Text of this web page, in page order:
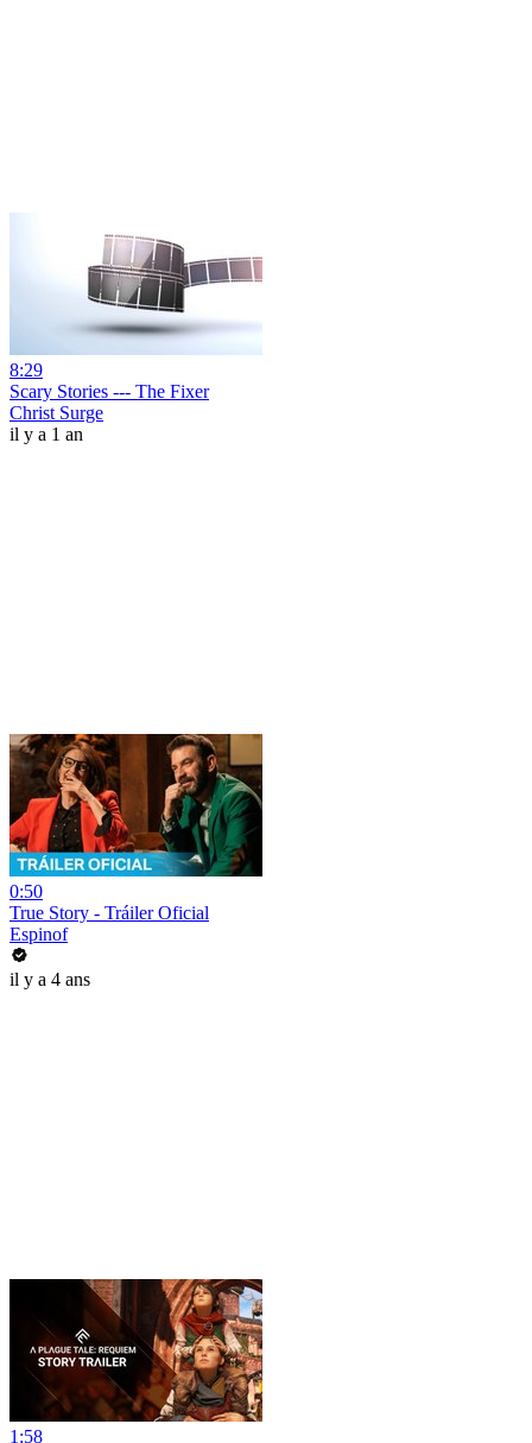
8:29
Scary Stories --- The Fixer
Christ Surge
il y a 1 an
0:50
True Story - Tráiler Oficial
Espinof
il y a 4 ans
1:58